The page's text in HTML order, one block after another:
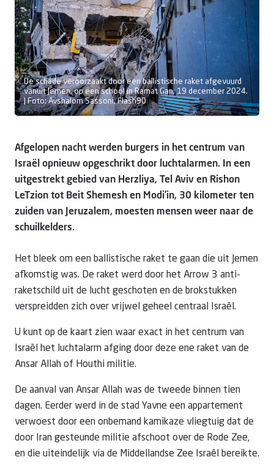
De schade veroorzaakt door een ballistische raket afgevuurd
vanuit Jemen, op een school in Ramat Gan, 19 december 2024.
| Foto: Avshalom Sassoni, Flash90
Afgelopen nacht werden burgers in het centrum van
Israël opnieuw opgeschrikt door luchtalarmen. In een
uitgestrekt gebied van Herzliya, Tel Aviv en Rishon
LeTzion tot Beit Shemesh en Modi’in, 30 kilometer ten
zuiden van Jeruzalem, moesten mensen weer naar de
schuilkelders.
Het bleek om een ballistische raket te gaan die uit Jemen
afkomstig was. De raket werd door het Arrow 3 anti-
raketschild uit de lucht geschoten en de brokstukken
verspreidden zich over vrijwel geheel centraal Israël.
U kunt op de kaart zien waar exact in het centrum van
Israël het luchtalarm afging door deze ene raket van de
Ansar Allah of Houthi militie.
De aanval van Ansar Allah was de tweede binnen tien
dagen. Eerder werd in de stad Yavne een appartement
verwoest door een onbemand kamikaze vliegtuig dat de
door Iran gesteunde militie afschoot over de Rode Zee,
en die uiteindelijk via de Middellandse Zee Israël bereikte.